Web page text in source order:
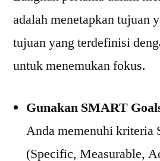
adalah menetapkan tujuan
tujuan yang terdefinisi
untuk menemukan fokus.
Gunakan SMART
Anda memenuhi kriteria
(Specific, Measurable,